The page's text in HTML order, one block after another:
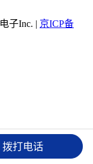
子Inc. | 京ICP备
时 北斗授时密码
拨打电话